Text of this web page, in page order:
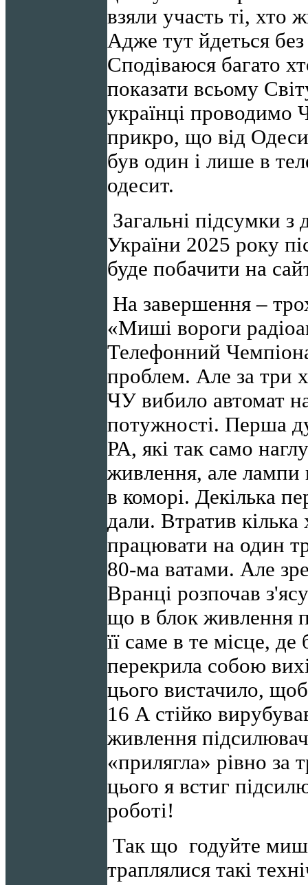
взяли участь ті,
Адже тут йдеться
Сподіваюся багато
показати всьому
українці проводимо
прикро, що від Одеси
був один і лише в
одесит.
Загальні підсумки з
України 2025 року
буде побачити на
На завершення –
«Миші вороги
Телефонний
проблем. Але за три
ЧУ вибило автомат
потужності. Перша
РА, які так само
живлення, але лампи
в коморі. Декілька
дали. Втратив
працювати на один
80-ма ватами. Але
Вранці розпочав
що в блок живлення
її саме в те місце,
перекрила собою
цього вистачило,
16 А стійко
живлення
«прилягла» рівно
цього я встиг
роботі!
Так що годуйте
траплялися такі